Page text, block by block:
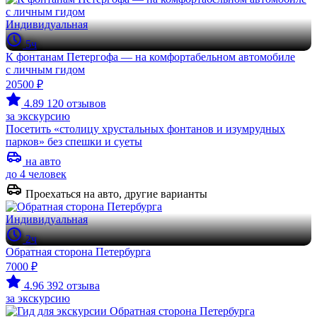
Индивидуальная
5ч
К фонтанам Петергофа — на комфортабельном автомобиле
с личным гидом
20500 ₽
4.89 120 отзывов
за экскурсию
Посетить «столицу хрустальных фонтанов и изумрудных
парков» без спешки и суеты
на авто
до 4 человек
Проехаться на авто, другие варианты
Индивидуальная
2ч
Обратная сторона Петербурга
7000 ₽
4.96 392 отзыва
за экскурсию